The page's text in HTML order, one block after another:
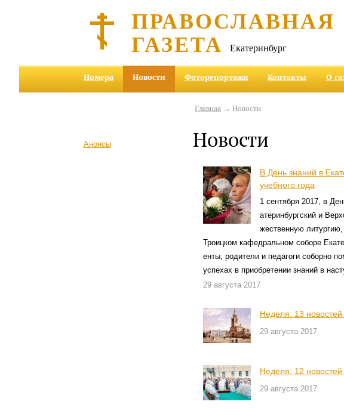
ПРАВОСЛАВНАЯ
ГАЗЕТА Екатеринбург
Номера Новости Фоторепортажи Контакты О
Анонсы
Главная → Новости
Новости
В День знаний в
учебного года
1 сентября 2017, в
атеринбургский и
жественную
Трои­цком каф­едральном соборе
енты, родит­ели и пе­дагоги собор­но
успехах в приобретении знаний в
29 августа 2017
Неделя: 13
29 августа 2017
Неделя: 12
29 августа 2017